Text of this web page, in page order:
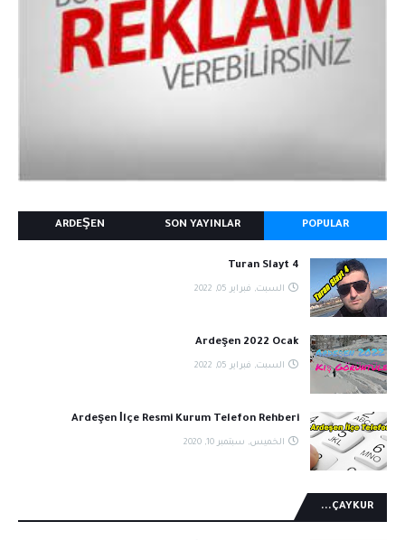
POPULAR
SON YAYINLAR
ARDEŞEN
Turan Slayt 4
السبت, فبراير 05, 2022
Ardeşen 2022 Ocak
السبت, فبراير 05, 2022
Ardeşen İlçe Resmi Kurum Telefon Rehberi
الخميس, سبتمبر 10, 2020
ÇAYKUR...